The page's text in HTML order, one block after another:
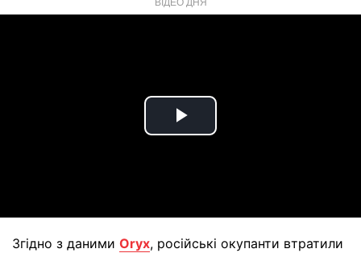
Play
Згідно з даними Oryx, російські окупанти втратили